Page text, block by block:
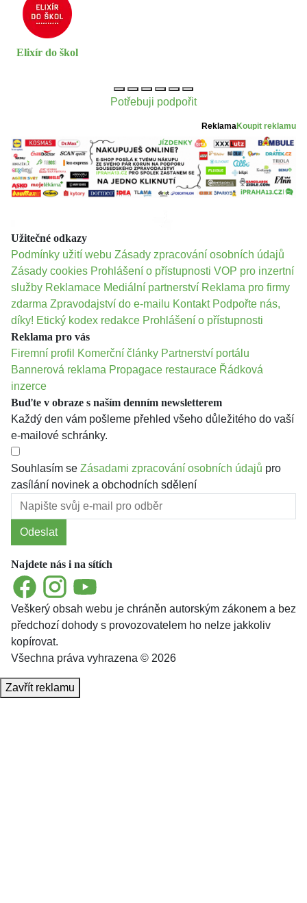
Elixír do škol
Potřebuji podpořit
ReklamaKoupit reklamu
Užitečné odkazy
Podmínky užití webu Zásady zpracování osobních údajů
Zásady cookies Prohlášení o přístupnosti VOP pro inzertní
služby Reklamace Mediální partnerství Reklama pro firmy
zdarma Zpravodajství do e-mailu Kontakt Podpořte nás,
díky! Etický kodex redakce Prohlášení o přístupnosti
Reklama pro vás
Firemní profil
Komerční články Partnerství portálu
Bannerová reklama Propagace restaurace Řádková
inzerce
Buďte v obraze s naším denním newsletterem
Každý den vám pošleme přehled všeho důležitého do vaší
e-mailové schránky.
Souhlasím se Zásadami zpracování osobních údajů pro
zasílání novinek a obchodních sdělení
Odeslat
Najdete nás i na sítích
FacebookInstagramYouTube
Veškerý obsah webu je chráněn autorským zákonem a bez
předchozí dohody s provozovatelem ho nelze jakkoliv
kopírovat.
Všechna práva vyhrazena © 2026
Zavřít reklamu